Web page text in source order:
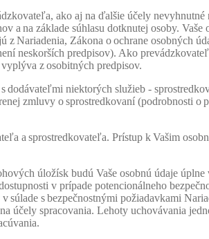
ako aj na ďalšie účely
na základe súhlasu dotknutej osoby. Vaše
Nariadenia, Zákona o ochrane osobných
neskorších predpisov). Ako
z osobitných predpisov.
dodávateľmi niektorých služieb -
zmluvy o sprostredkovaní (podrobnosti
a sprostredkovateľa. Prístup k Vašim
úložísk budú Vaše osobnú údaje
v prípade potencionálneho
s bezpečnostnými požiadavkami
účely spracovania. Lehoty uchovávania